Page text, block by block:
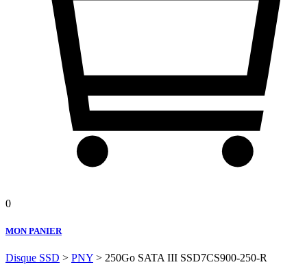
0
MON PANIER
Disque SSD > PNY > 250Go SATA III SSD7CS900-250-R